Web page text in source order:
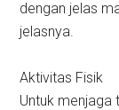
dengan jelas
jelasnya.
Aktivitas Fisik
Untuk menjaga